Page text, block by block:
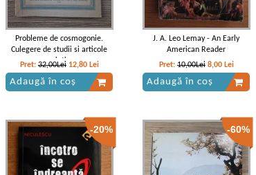
Probleme de cosmogonie.
Culegere de studii si articole
sovietice
Pret: 32,00Lei 12,80 Lei
Adaugă în coș
J. A. Leo Lemay - An Early
American Reader
Pret:10,00Lei 8,00 Lei
Adaugă în coș
-20% -60%